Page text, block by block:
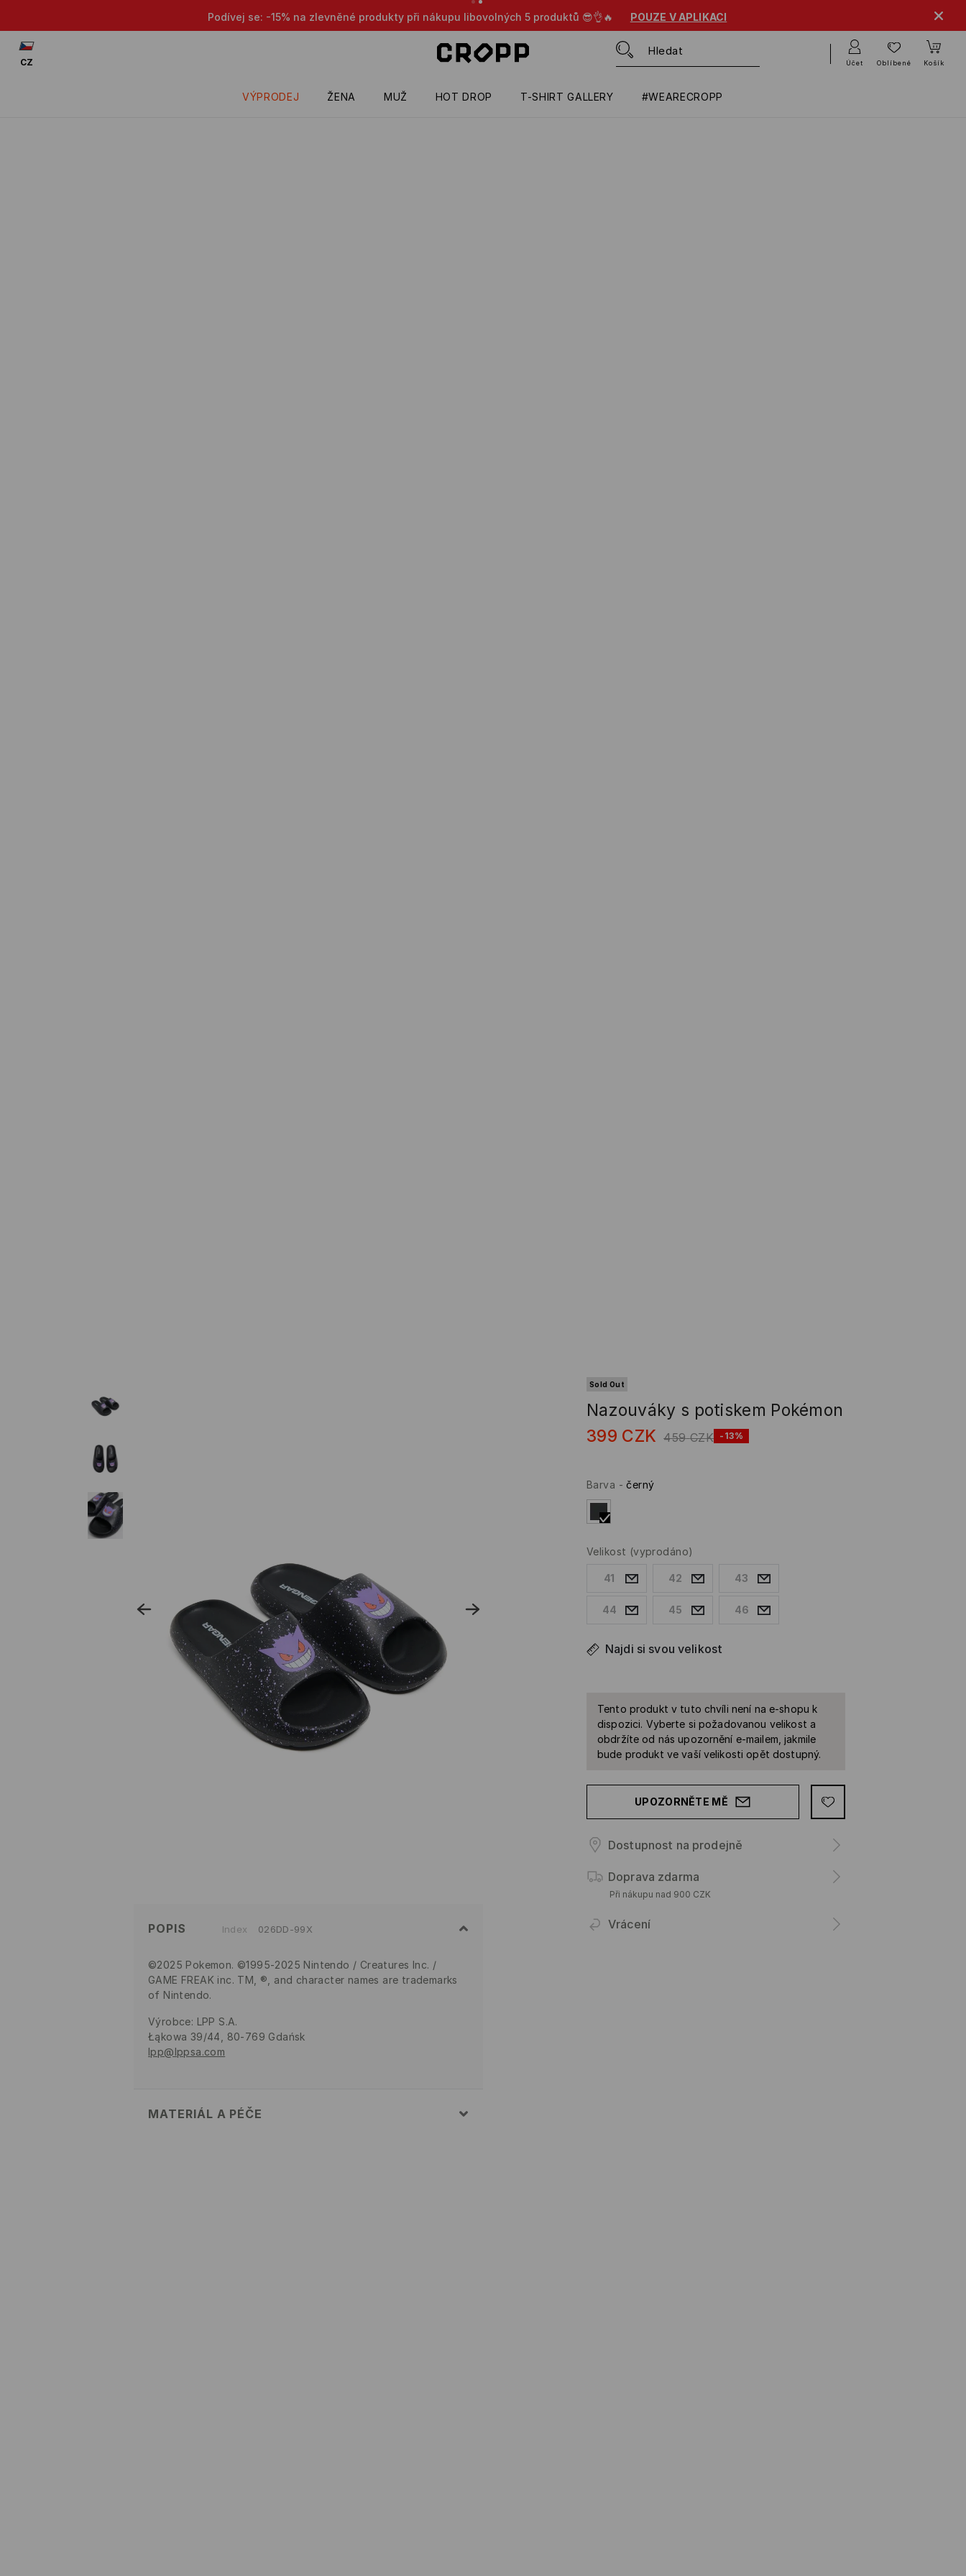
Podívej se: -15% na zlevněné produkty při nákupu libovolných 5 produktů 😎👌🔥 POUZE V APLIKACI
VÝPRODEJ ŽENA MUŽ HOT DROP T-SHIRT GALLERY #WEARECROPP
CZ Účet Oblíbené Košík
Sold Out
Nazouváky s potiskem Pokémon
399 CZK 459 CZK -13%
Barva -černý
Velikost (vyprodáno)
41 42 43
44 45 46
Najdi si svou velikost
Tento produkt v tuto chvíli není na e-shopu k
dispozici. Vyberte si požadovanou velikost a
obdržíte od nás upozornění e-mailem, jakmile
bude produkt ve vaší velikosti opět dostupný.
UPOZORNĚTE MĚ
Dostupnost na prodejně
Doprava zdarma
Při nákupu nad 900 CZK
Vrácení
POPIS Index 026DD-99X
©2025 Pokemon. ©1995-2025 Nintendo / Creatures Inc. /
GAME FREAK inc. TM, ®, and character names are trademarks
of Nintendo.
Výrobce: LPP S.A.
Łąkowa 39/44, 80-769 Gdańsk
lpp@lppsa.com
MATERIÁL A PÉČE